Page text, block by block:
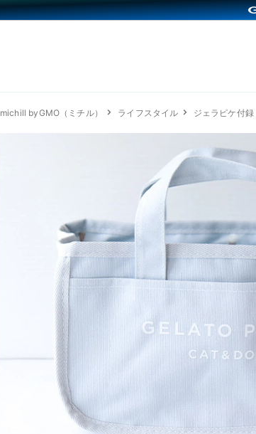
michill byGMO（ミチル） ライフスタイル ジェラピケ付